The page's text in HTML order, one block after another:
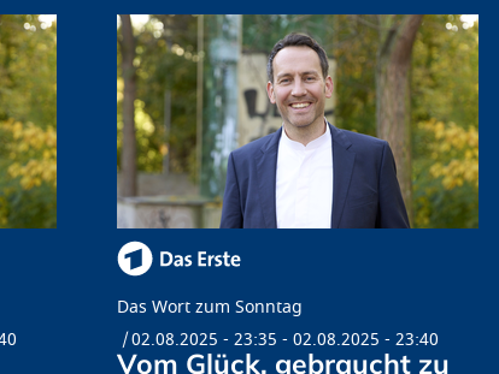
Das Wort zum Sonntag
02.08.2025 - 23:35 - 02.08.2025 - 23:40
Vom Glück, gebraucht zu